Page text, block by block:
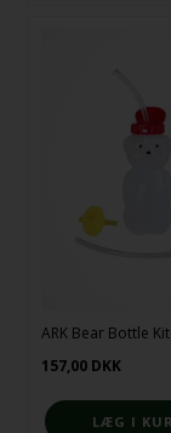
ARK Bear Bottle Kit
157,00 DKK